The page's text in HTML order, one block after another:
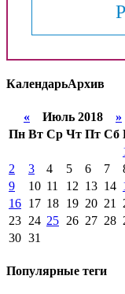
КалендарьАрхив
« Июль 2018 »
Пн Вт Ср Чт Пт Сб
2
3 4 5 6 7
9
10 11 12 13 14
16 17 18 19 20 21
23 24 25 26 27 28
30 31
Популярные теги